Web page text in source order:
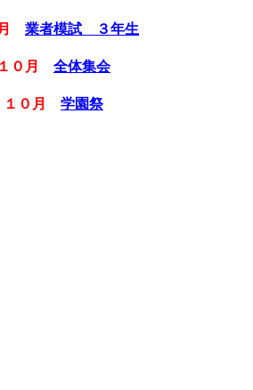
業者模試 ３年生
１０月 全体集会
１０月 学園祭